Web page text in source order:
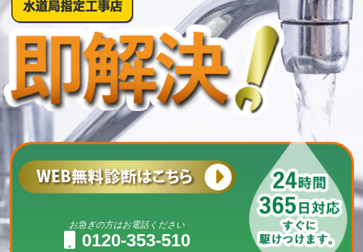
お急ぎの方はお電話ください
0120-353-510